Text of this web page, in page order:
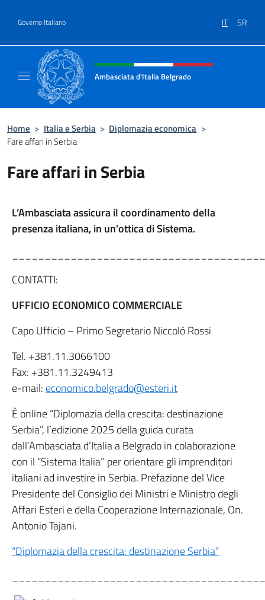
Governo Italiano IT SR
Intestazione sito, social e menù
Ambasciata d'Italia Belgrado
Home > Italia e Serbia > Diplomazia economica >
Fare affari in Serbia
Fare affari in Serbia
L’Ambasciata assicura il coordinamento della
presenza italiana, in un’ottica di Sistema.
CONTATTI:
UFFICIO ECONOMICO COMMERCIALE
Capo Ufficio – Primo Segretario Niccolò Rossi
Tel. +381.11.3066100
Fax: +381.11.3249413
e-mail: economico.belgrado@esteri.it
È online “Diplomazia della crescita: destinazione
Serbia”, l’edizione 2025 della guida curata
dall’Ambasciata d’Italia a Belgrado in colaborazione
con il “Sistema Italia” per orientare gli imprenditori
italiani ad investire in Serbia. Prefazione del Vice
Presidente del Consiglio dei Ministri e Ministro degli
Affari Esteri e della Cooperazione Internazionale, On.
Antonio Tajani.
“Diplomazia della crescita: destinazione Serbia”